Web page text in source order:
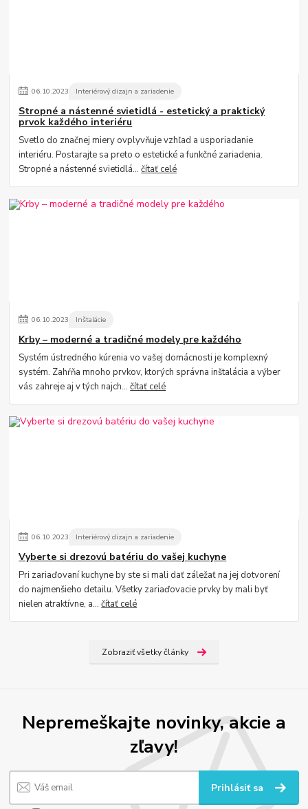
06.10.2023 Interiérový dizajn a zariadenie
Stropné a nástenné svietidlá - estetický a praktický
prvok každého interiéru
Svetlo do značnej miery ovplyvňuje vzhľad a usporiadanie
interiéru. Postarajte sa preto o estetické a funkčné zariadenia.
Stropné a nástenné svietidlá...čítať celé
06.10.2023 Inštalácie
Krby – moderné a tradičné modely pre každého
Systém ústredného kúrenia vo vašej domácnosti je komplexný
systém. Zahŕňa mnoho prvkov, ktorých správna inštalácia a výber
vás zahreje aj v tých najch...čítať celé
06.10.2023 Interiérový dizajn a zariadenie
Vyberte si drezovú batériu do vašej kuchyne
Pri zariaďovaní kuchyne by ste si mali dať záležať na jej dotvorení
do najmenšieho detailu. Všetky zariaďovacie prvky by mali byť
nielen atraktívne, a...čítať celé
Zobraziť všetky články
Nepremeškajte novinky, akcie a
zľavy!
Prihlásiť sa